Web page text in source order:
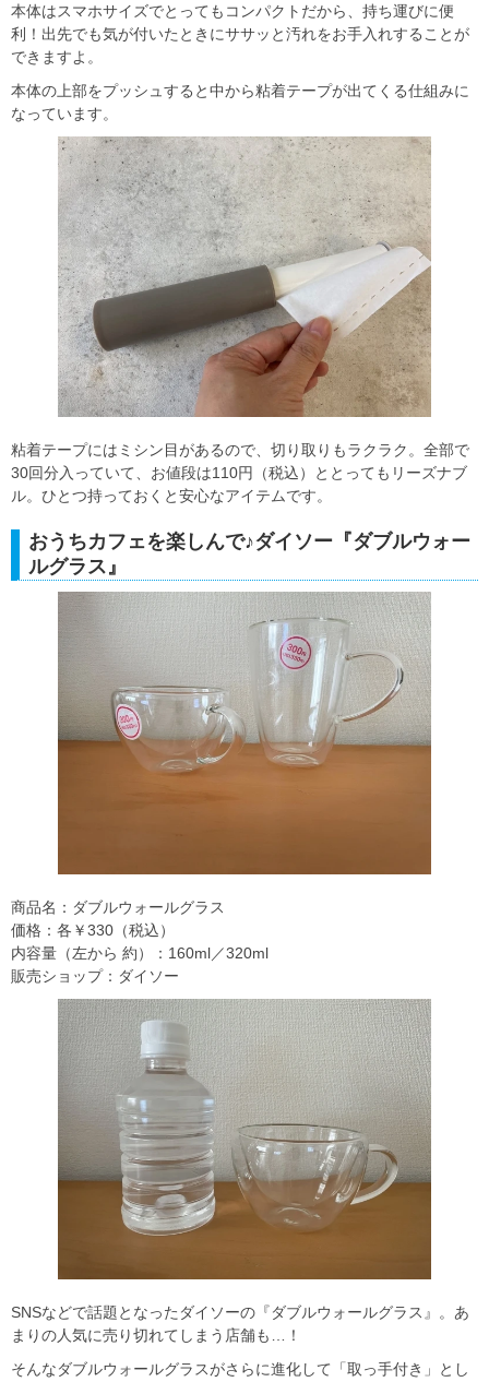
本体はスマホサイズでとってもコンパクトだから、持ち運びに便
利！出先でも気が付いたときにササッと汚れをお手入れすることが
できますよ。
本体の上部をプッシュすると中から粘着テープが出てくる仕組みに
なっています。
粘着テープにはミシン目があるので、切り取りもラクラク。全部で
30回分入っていて、お値段は110円（税込）ととってもリーズナブ
ル。ひとつ持っておくと安心なアイテムです。
おうちカフェを楽しんで♪ダイソー『ダブルウォー
ルグラス』
商品名：ダブルウォールグラス
価格：各￥330（税込）
内容量（左から 約）：160ml／320ml
販売ショップ：ダイソー
SNSなどで話題となったダイソーの『ダブルウォールグラス』。あ
まりの人気に売り切れてしまう店舗も…！
そんなダブルウォールグラスがさらに進化して「取っ手付き」とし